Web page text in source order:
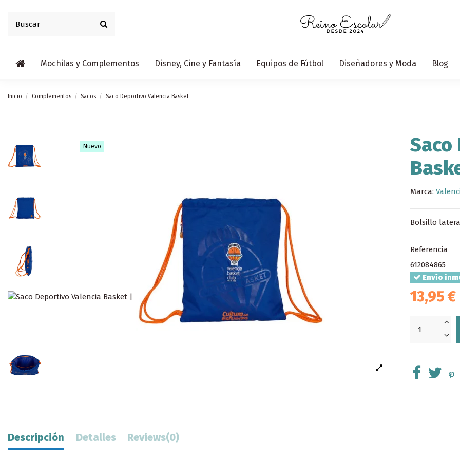
Mochilas y Complementos Disney, Cine y Fantasía Equipos de Fútbol Diseñadores y Moda Blog
Inicio Complementos Sacos Saco Deportivo Valencia Basket
Nuevo
Marca:
Bolsillo
Referencia
612084865
Envío
13,95 €
Descripción Detalles Reviews(0)